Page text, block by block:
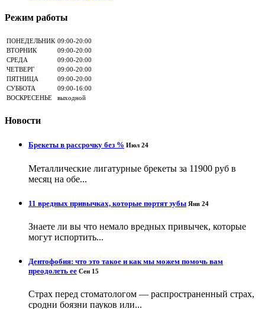
Режим работы
ПОНЕДЕЛЬНИК 09:00-20:00
ВТОРНИК
09:00-20:00
СРЕДА
09:00-20:00
ЧЕТВЕРГ
09:00-20:00
ПЯТНИЦА
09:00-20:00
СУББОТА
09:00-16:00
ВОСКРЕСЕНЬЕ
выходной
Новости
Брекеты в рассрочку без % Июл 24
Металлические лигатурные брекеты за 11900 руб в
месяц на обе...
11 вредных привычках, которые портят зубы Янв 24
Знаете ли вы что немало вредных привычек, которые
могут испортить...
Дентофобия: что это такое и как мы можем помочь вам
преодолеть ее Сен 15
Страх перед стоматологом — распространенный страх,
сродни боязни пауков или...